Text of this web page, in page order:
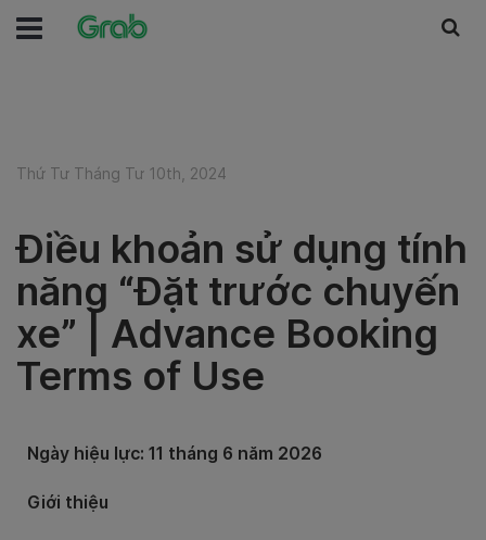
Thứ Tư Tháng Tư 10th, 2024
Điều khoản sử dụng tính
năng “Đặt trước chuyến
xe” | Advance Booking
Terms of Use
Ngày hiệu lực: 11 tháng 6 năm 2026
Giới thiệu